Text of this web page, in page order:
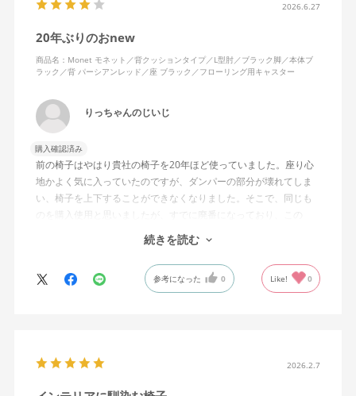
2026.6.27
20年ぶりのおnew
商品名：Monet モネット／背クッションタイプ／L型肘／ブラック脚／本体ブ
ラック／背 パーシアンレッド／座 ブラック／フローリング用キャスター
りっちゃんのじいじ
購入確認済み
前の椅子はやはり貴社の椅子を20年ほど使っていました。座り心
地かよく気に入っていたのですが、ダンパーの部分が壊れてしま
い、椅子を上下することができなくなりました。そこで、同じも
のを購入使用と思いましたが、すでに廃番になっており、この
MonEtを購入しました。やや固めの椅子ですが、使っているうち
になじんでくるのではと思っています。フローリング床で使って
いますが、ややキャスターがよく動きすぎるのが難点でしょう
か。
続きを読む
参考になった 0 Like! 0
2026.2.7